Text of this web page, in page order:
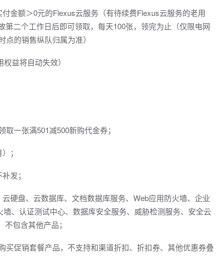
金额＞0元的Flexus云服务（有待续费Flexus云服务的老用
二个工作日后即可领取，每天100张，领完为止（仅限电网
的销售纵队归属为准）
益将自动失效）
一张满501减500新购代金券；
；
发；
硬盘、云数据库、文档数据库服务、Web应用防火墙、企业
、认证测试中心、数据库安全服务、威胁检测服务、安全云
包含其他产品；
买促销套餐产品，不支持和渠道折扣、折扣券、其他优惠券叠